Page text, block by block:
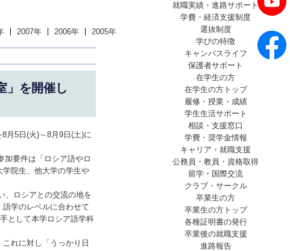
就職実績・進路サポート
学費・経済支援制度
選抜制度
学びの特徴
キャンパスライフ
保護者サポート
在学生の方
在学生の方トップ
履修・授業・成績
学生生活サポート
相談・支援窓口
学費・奨学金情報
キャリア・就職支援
公務員・教員・資格取得
留学・国際交流
クラブ・サークル
卒業生の方
卒業生の方トップ
各種証明書の発行
卒業後の就職支援
進路報告
2007年 2006年 2005年
」を開催し
月5日(火)～8月9日(土)に
加要件は「ロシア語やロ
院生、他大学の学生や
、ロシアとの交流の地を
学のレベルに合わせて
として本学ロシア語学科
れに対し「うっかり日